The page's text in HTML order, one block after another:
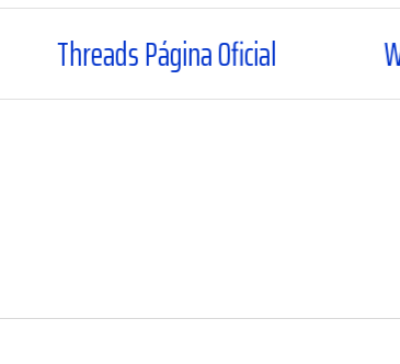
Página Oficial